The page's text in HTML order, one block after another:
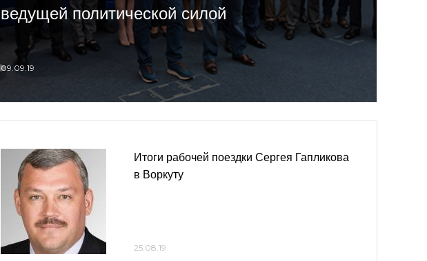
ведущей политической силой
09.09.19
Итоги рабочей поездки Сергея Гапликова
в Воркуту
25.08.19